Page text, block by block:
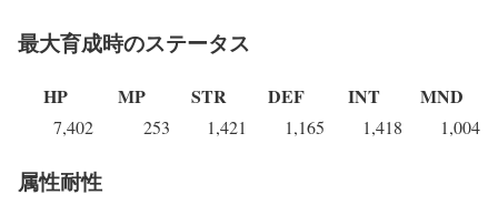
最大育成時のステータス
HP MP STR DEF INT MND
7,402 253 1,421 1,165 1,418 1,004
属性耐性